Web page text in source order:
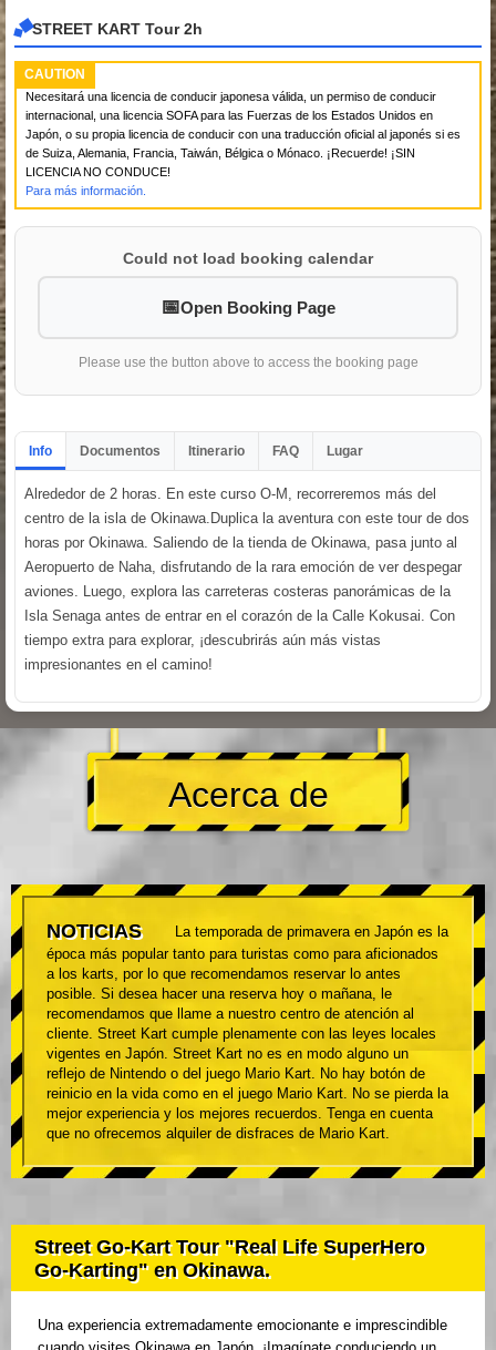
STREET KART Tour 2h
CAUTION
Necesitará una licencia de conducir japonesa válida, un permiso de conducir
internacional, una licencia SOFA para las Fuerzas de los Estados Unidos en
Japón, o su propia licencia de conducir con una traducción oficial al japonés si es
de Suiza, Alemania, Francia, Taiwán, Bélgica o Mónaco. ¡Recuerde! ¡SIN
LICENCIA NO CONDUCE!
Para más información.
Could not load booking calendar
Open Booking Page
Please use the button above to access the booking page
Info Documentos Itinerario FAQ Lugar
Alrededor de 2 horas. En este curso O-M, recorreremos más del
centro de la isla de Okinawa.Duplica la aventura con este tour de dos
horas por Okinawa. Saliendo de la tienda de Okinawa, pasa junto al
Aeropuerto de Naha, disfrutando de la rara emoción de ver despegar
aviones. Luego, explora las carreteras costeras panorámicas de la
Isla Senaga antes de entrar en el corazón de la Calle Kokusai. Con
tiempo extra para explorar, ¡descubrirás aún más vistas
impresionantes en el camino!
Acerca de
NOTICIAS
La temporada de primavera en Japón es la
época más popular tanto para turistas como para aficionados
a los karts, por lo que recomendamos reservar lo antes
posible. Si desea hacer una reserva hoy o mañana, le
recomendamos que llame a nuestro centro de atención al
cliente. Street Kart cumple plenamente con las leyes locales
vigentes en Japón. Street Kart no es en modo alguno un
reflejo de Nintendo o del juego Mario Kart. No hay botón de
reinicio en la vida como en el juego Mario Kart. No se pierda la
mejor experiencia y los mejores recuerdos. Tenga en cuenta
que no ofrecemos alquiler de disfraces de Mario Kart.
Street Go-Kart Tour "Real Life SuperHero
Go-Karting" en Okinawa.
Una experiencia extremadamente emocionante e imprescindible